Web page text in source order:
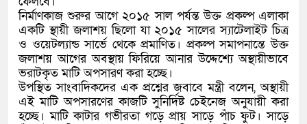
নির্মাণকাজ শুরুর আগে ২০১৫ সাল পর্যন্ত উক্ত প্রকল্প এলাকা
একটি স্থায়ী জলাশয় ছিলো যা ২০১৫ সালের স্যাটেলাইট চিত্র
ও ওয়েটল্যান্ড সার্ভে থেকে প্রমাণিত। প্রকল্প সমাপনান্তে উক্ত
জলাশয় আগের অবস্থায় ফিরিয়ে আনার উদ্দেশ্যে অস্থায়ীভাবে
ভরাটকৃত মাটি অপসারণ করা হচ্ছে।
উপস্থিত সাংবাদিকদের এক প্রশ্নের জবাবে মন্ত্রী বলেন, অস্থায়ী
এই মাটি অপসারণের কাজটি সুনির্দিষ্ট চেইনেজ অনুযায়ী করা
হচ্ছে। মাটি কাটার গভীরতা গড়ে প্রায় সাড়ে পাঁচ ফুট। সাড়ে